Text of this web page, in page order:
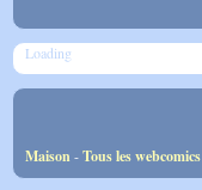
Loading
Maison-Tous les webcomics